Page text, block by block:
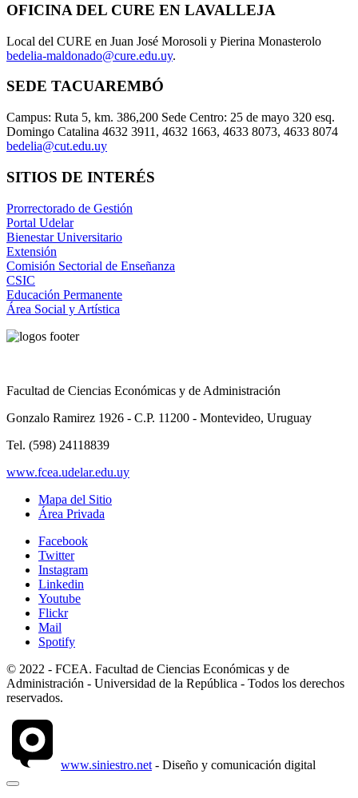
OFICINA DEL CURE EN LAVALLEJA
Local del CURE en Juan José Morosoli y Pierina Monasterolo
bedelia-maldonado@cure.edu.uy.
SEDE TACUAREMBÓ
Campus: Ruta 5, km. 386,200 Sede Centro: 25 de mayo 320 esq.
Domingo Catalina 4632 3911, 4632 1663, 4633 8073, 4633 8074
bedelia@cut.edu.uy
SITIOS DE INTERÉS
Prorrectorado de Gestión
Portal Udelar
Bienestar Universitario
Extensión
Comisión Sectorial de Enseñanza
CSIC
Educación Permanente
Área Social y Artística
Facultad de Ciencias Económicas y de Administración
Gonzalo Ramirez 1926 - C.P. 11200 - Montevideo, Uruguay
Tel. (598) 24118839
www.fcea.udelar.edu.uy
Mapa del Sitio
Área Privada
Facebook
Twitter
Instagram
Linkedin
Youtube
Flickr
Mail
Spotify
© 2022 - FCEA. Facultad de Ciencias Económicas y de
Administración - Universidad de la República - Todos los derechos
reservados.
www.siniestro.net - Diseño y comunicación digital